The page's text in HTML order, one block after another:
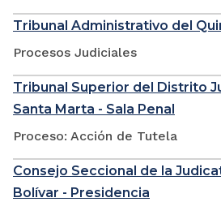
Tribunal Administrativo del
Procesos Judiciales
Tribunal Superior del Distrito
Santa Marta - Sala Penal
Proceso: Acción de Tutela
Consejo Seccional de la
Bolívar - Presidencia